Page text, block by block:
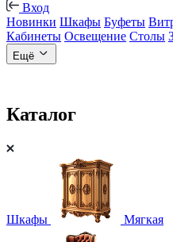
Вход
Новинки Шкафы Буфеты
Кабинеты Освещение Столы
Ещё
Каталог
Шкафы Мягкая